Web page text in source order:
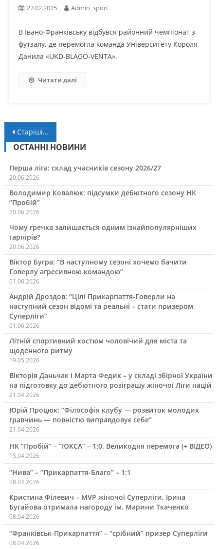
27.02.2025 Admin_sport
В Івано-Франківську відбувся районний чемпіонат з
футзалу, де перемогла команда Університету Короля
Данила «UKD-BLAGO-VENTA».
Читати далі
Навігація
за
записами
Старіші записи
ОСТАННІ НОВИНИ
Перша ліга: склад учасників сезону 2026/27
20.06.2026
Володимир Ковалюк: підсумки дебютного сезону НК
“Пробій”
20.06.2026
Чому гречка залишається одним ізнайпопулярніших
гарнірів?
20.06.2026
Віктор Бугра: “В наступному сезоні хочемо бачити
Говерлу агресивною командою”
01.06.2026
Андрій Дроздов: “Цілі Прикарпаття-Говерли на
наступний сезон відомі та реальні – стати призером
Суперліги”
01.06.2026
Літній спортивний костюм чоловічий для міста та
щоденного ритму
19.05.2026
Вікторія Даньчак і Марта Федик – у складі збірної України
на підготовку до дебютного розіграшу жіночої Ліги націй
21.04.2026
Юрій Процюк: “Філософія клубу — розвиток молодих
гравчинь — повністю виправдовує себе”
21.04.2026
НК “Пробій” – “ЮКСА” – 1:0. Великодня перемога (+ ВІДЕО)
15.04.2026
“Нива” – “Прикарпаття-Благо” – 1:1
08.04.2026
Кристина Філевич – MVP жіночої Суперліги, Ірина
Бугайова отримала нагороду ім. Марини Ткаченко
08.04.2026
“Франківськ-Прикарпаття” – “срібний” призер Суперліги
08.04.2026